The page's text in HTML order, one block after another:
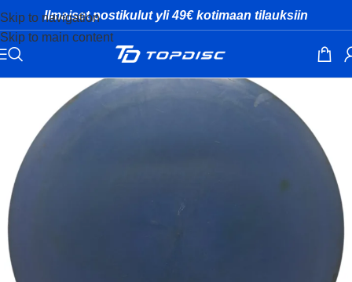
Skip to navigation
Skip to main content
Ilmaiset postikulut yli 49€ kotimaan tilauksiin